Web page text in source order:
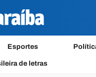
Esportes
de letras